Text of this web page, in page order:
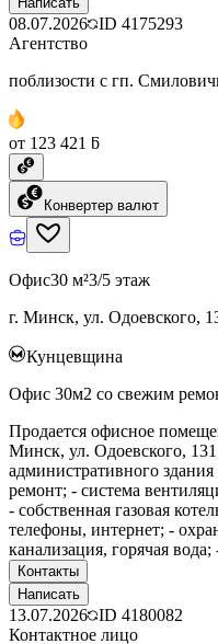
08.07.2026 ID 4175293
Агентство
поблизости с гп.
от 123 421 ƃ
Конвертер валют
Офис30 м²3/5 этаж
г. Минск, ул. Одоевского,
Кунцевщина
Офис 30м2 со свежим
Продается офисное
Минск, ул. Одоевского,
административного
ремонт; - система
- собственная газовая
телефоны, интернет; -
канализация, горячая вода;
Контакты
Написать
13.07.2026 ID 4180082
Контактное лицо